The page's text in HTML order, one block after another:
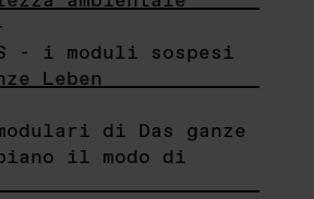
- i moduli sospesi
Leben
di Das ganze
il modo di